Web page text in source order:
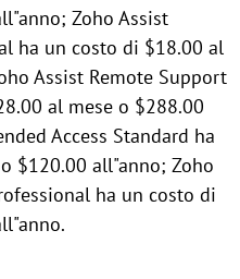
Zoho Assist
ha un costo di $18.00 al
Assist Remote Support
al mese o $288.00
Access Standard ha
$120.00 all"anno; Zoho
ha un costo di